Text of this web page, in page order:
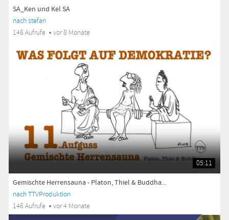
SA_Ken und Kel SA
nach stefan
146 Aufrufe
vor 8 Monate
05:11
Gemischte Herrensauna - Platon, Thiel & Buddha...
nach TTVProduktion
146 Aufrufe
vor 4 Monate